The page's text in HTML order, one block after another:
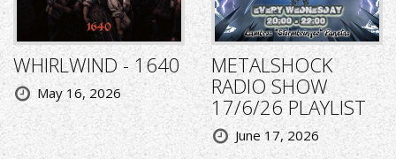
WHIRLWIND - 1640
May 16, 2026
METALSHOCK
RADIO SHOW
17/6/26 PLAYLIST
June 17, 2026